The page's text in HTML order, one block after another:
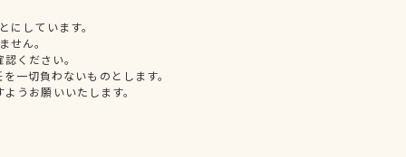
しています。
せん。
ください。
一切負わないものとします。
うお願いいたします。